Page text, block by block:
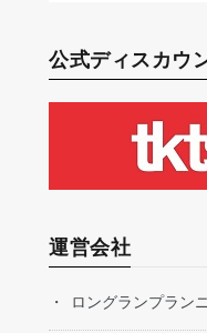
公式ディスカウ
運営会社
ロングランプラン